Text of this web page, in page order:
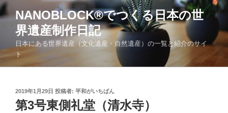
コ
ン
へ
NANOBLOCK®でつくる日本の世
界遺産制作日記
日本にある世界遺産（文化遺産・自然遺産）の一覧と紹介のサイ
ト
投
稿
日:
2019年1月29日 投稿者: 平和がいちばん
第3号東側礼堂（清水寺）